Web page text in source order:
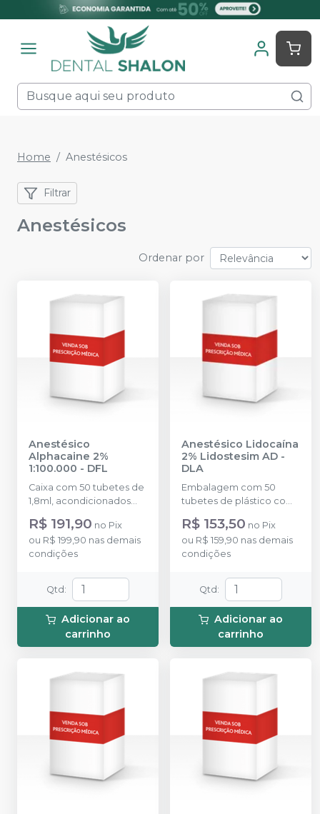
Home Anestésicos
Filtrar
Anestésicos
Ordenar por
Anestésico
Alphacaine 2%
1:100.000 - DFL
Caixa com 50 tubetes de
1,8ml, acondicionados
em blisters lacrados com
10 tubetes cada.
R$ 191,90 no Pix
ou R$ 199,90 nas demais
condições
Qtd :
Adicionar ao
carrinho
Anestésico Lidocaína
2% Lidostesim AD -
DLA
Embalagem com 50
tubetes de plástico com
1,8ml cada. Cloridrato de
Lidocaína com
Hemitartarato de
epinefrina.
R$ 153,50 no Pix
ou R$ 159,90 nas demais
condições
Qtd :
Adicionar ao
carrinho